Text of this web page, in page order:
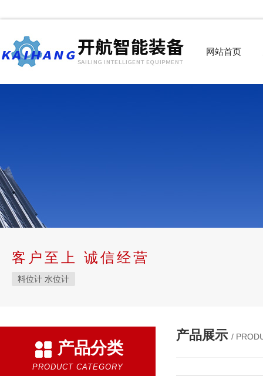
网站首页
客户至上 诚信经营
料位计 水位计
产品分类
PRODUCT CATEGORY
产品展示 /